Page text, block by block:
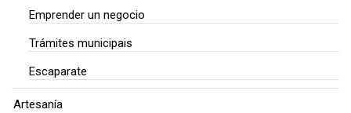
Emprender un negocio
Trámites municipais
Escaparate
Artesanía